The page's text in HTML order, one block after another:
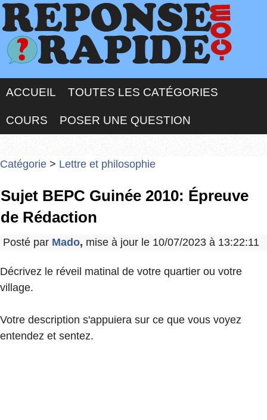
ACCUEIL TOUTES LES CATÉGORIES
COURS POSER UNE QUESTION
Catégorie > Lettre et philosophie
Sujet BEPC Guinée 2010: Épreuve
de Rédaction
Posté par Mado, mise à jour le 10/07/2023 à 13:22:11
Décrivez le réveil matinal de votre quartier ou votre
village.
Votre description s'appuiera sur ce que vous voyez
entendez et sentez.